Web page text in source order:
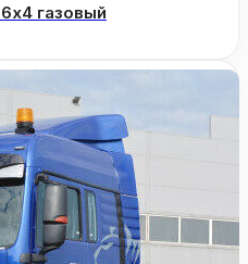
газовый